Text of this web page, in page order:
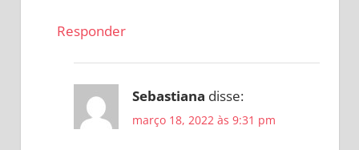
Responder
Sebastiana disse:
março 18, 2022 às 9:31 pm